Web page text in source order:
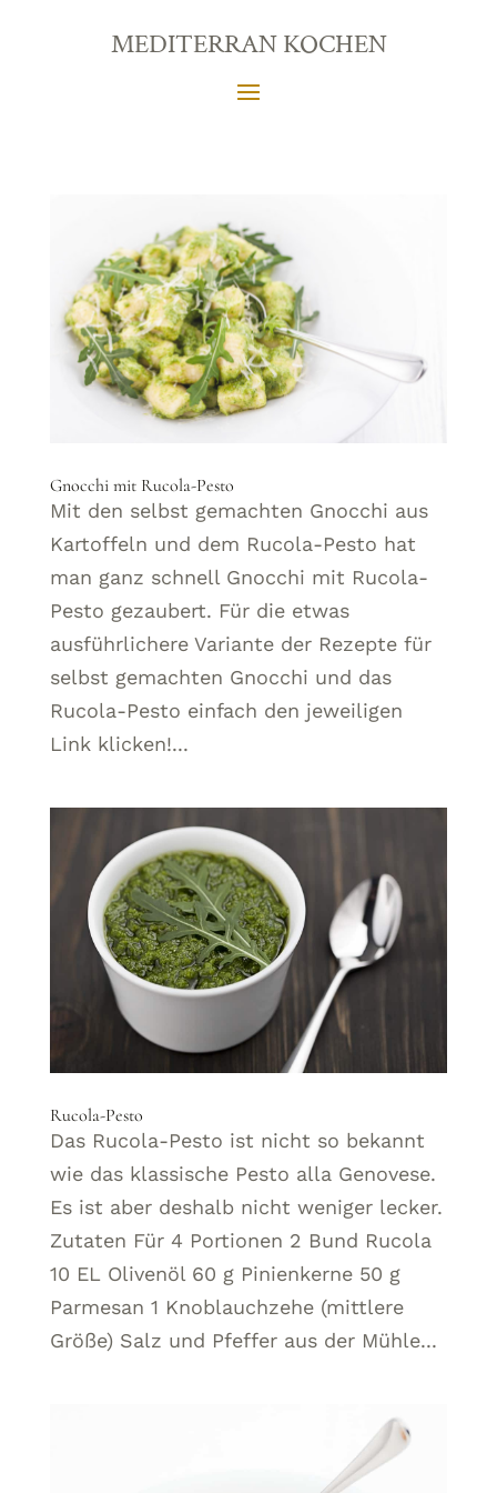
MEDITERRAN KOCHEN
Gnocchi mit Rucola-Pesto
Mit den selbst gemachten Gnocchi aus
Kartoffeln und dem Rucola-Pesto hat
man ganz schnell Gnocchi mit Rucola-
Pesto gezaubert. Für die etwas
ausführlichere Variante der Rezepte für
selbst gemachten Gnocchi und das
Rucola-Pesto einfach den jeweiligen
Link klicken!...
Rucola-Pesto
Das Rucola-Pesto ist nicht so bekannt
wie das klassische Pesto alla Genovese.
Es ist aber deshalb nicht weniger lecker.
Zutaten Für 4 Portionen 2 Bund Rucola
10 EL Olivenöl 60 g Pinienkerne 50 g
Parmesan 1 Knoblauchzehe (mittlere
Größe) Salz und Pfeffer aus der Mühle...